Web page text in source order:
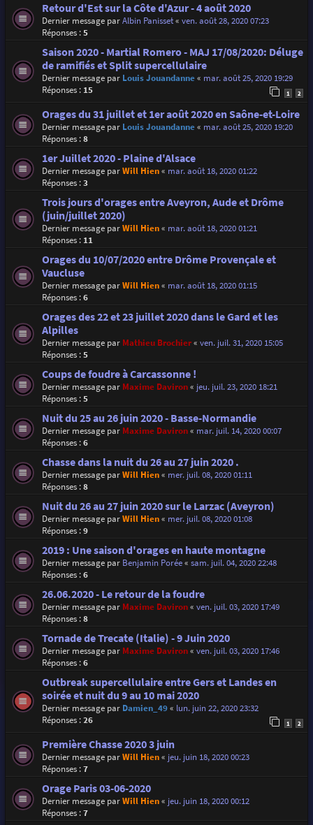
Retour d'Est sur la Côte d'Azur - 4 août 2020
Dernier message parAlbin Panisset« ven. août 28, 2020 07:23
Réponses :5
Saison 2020 - Martial Romero - MAJ 17/08/2020: Déluge
de ramifiés et Split supercellulaire
Dernier message par Louis Jouandanne« mar. août 25, 2020 19:29
Réponses : 15 1 2
Orages du 31 juillet et 1er août 2020 en Saône-et-Loire
Dernier message par Louis Jouandanne« mar. août 25, 2020 19:20
Réponses :8
1er Juillet 2020 - Plaine d'Alsace
Dernier message parWill Hien« mar. août 18, 2020 01:22
Réponses :3
Trois jours d'orages entre Aveyron, Aude et Drôme
(juin/juillet 2020)
Dernier message parWill Hien« mar. août 18, 2020 01:21
Réponses : 11
Orages du 10/07/2020 entre Drôme Provençale et
Vaucluse
Dernier message parWill Hien« mar. août 18, 2020 01:15
Réponses :6
Orages des 22 et 23 juillet 2020 dans le Gard et les
Alpilles
Dernier message par Mathieu Brochier« ven. juil. 31, 2020 15:05
Réponses :5
Coups de foudre à Carcassonne !
Dernier message par Maxime Daviron« jeu. juil. 23, 2020 18:21
Réponses :5
Nuit du 25 au 26 juin 2020 - Basse-Normandie
Dernier message par Maxime Daviron« mar. juil. 14, 2020 00:07
Réponses :6
Chasse dans la nuit du 26 au 27 juin 2020 .
Dernier message parWill Hien« mer. juil. 08, 2020 01:11
Réponses :8
Nuit du 26 au 27 juin 2020 sur le Larzac (Aveyron)
Dernier message parWill Hien« mer. juil. 08, 2020 01:08
Réponses :9
2019 : Une saison d'orages en haute montagne
Dernier message par Benjamin Porée« sam. juil. 04, 2020 22:48
Réponses :6
26.06.2020 - Le retour de la foudre
Dernier message par Maxime Daviron« ven. juil. 03, 2020 17:49
Réponses :8
Tornade de Trecate (Italie) - 9 Juin 2020
Dernier message par Maxime Daviron« ven. juil. 03, 2020 17:46
Réponses :6
Outbreak supercellulaire entre Gers et Landes en
soirée et nuit du 9 au 10 mai 2020
Dernier message par Damien_49« lun. juin 22, 2020 23:32
Réponses :26 1 2
Première Chasse 2020 3 juin
Dernier message parWill Hien« jeu. juin 18, 2020 00:23
Réponses :7
Orage Paris 03-06-2020
Dernier message parWill Hien« jeu. juin 18, 2020 00:12
Réponses :7